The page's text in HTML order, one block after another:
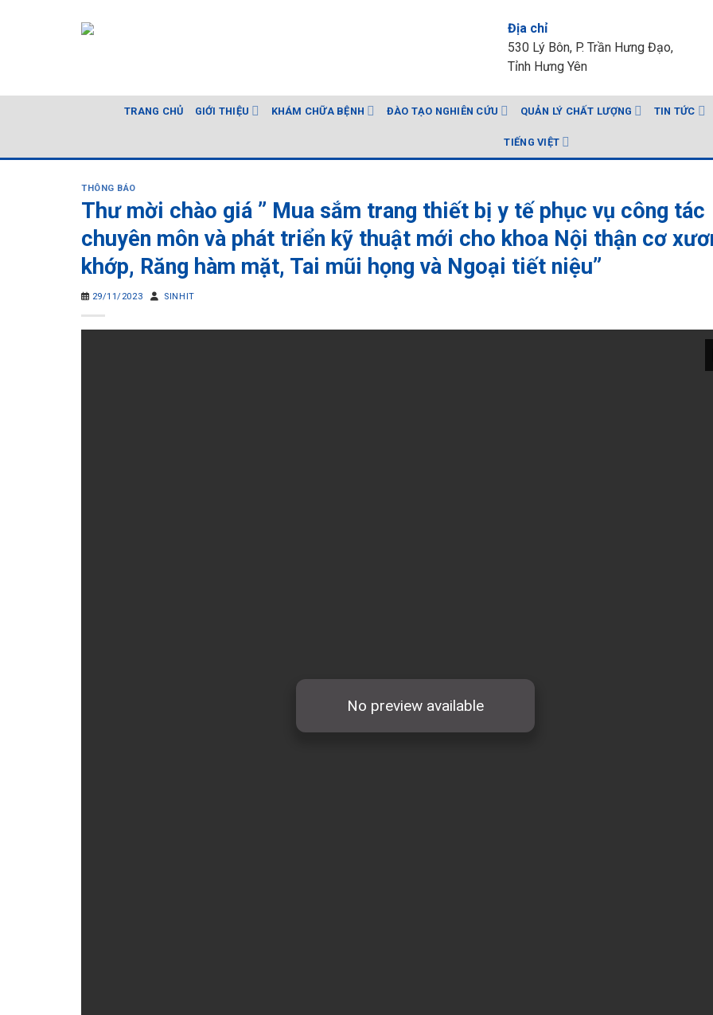
Địa chỉ
530 Lý Bôn, P. Trần Hưng Đạo,
Tỉnh Hưng Yên
TRANG CHỦ GIỚI THIỆU KHÁM CHỮA BỆNH ĐÀO TẠO NGHIÊN CỨU QUẢN LÝ CHẤT LƯỢNG TIN TỨC
TIẾNG VIỆT
THÔNG BÁO
Thư mời chào giá ” Mua sắm trang thiết bị y tế phục vụ công tác
chuyên môn và phát triển kỹ thuật mới cho khoa Nội thận cơ
khớp, Răng hàm mặt, Tai mũi họng và Ngoại tiết niệu”
29/11/2023 SINHIT